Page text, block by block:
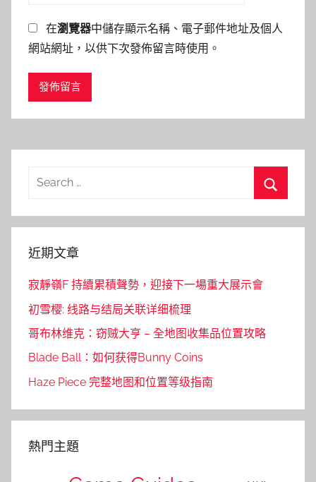
在瀏覽器中儲存顯示名稱、電子郵件地址及個人
網站網址，以供下次發佈留言時使用。
Search
近期文章
寂靜嶺F 持續累積聲勢，迎接下一場重大展示會
初雪樱: 线路与结局关联详细梳理
哥布林维克：窃贼大亨 – 全地图收集品位置攻略
Blade Ball：如何获得Bunny Coins
Haze Piece 完整地图和位置等级指南
熱門主題